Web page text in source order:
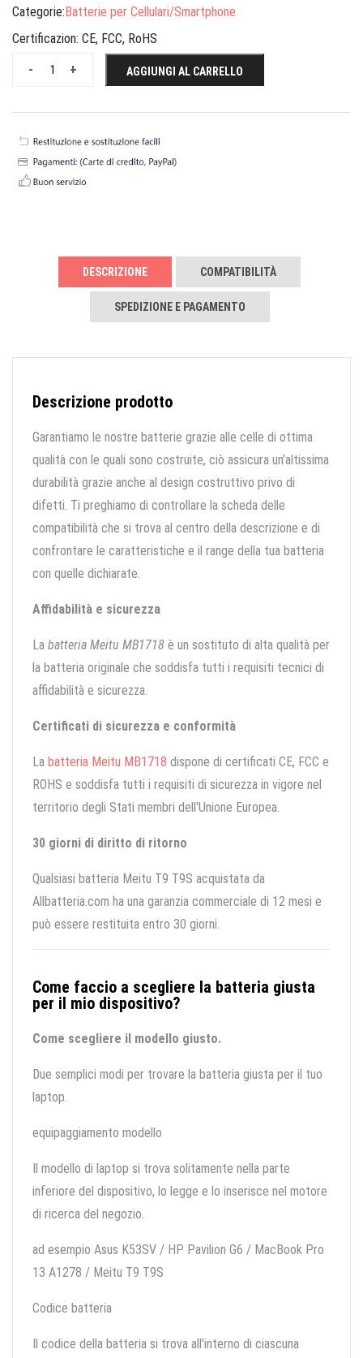
Categorie:Batterie per Cellulari/Smartphone
Certificazion: CE, FCC, RoHS
+
- AGGIUNGI AL CARRELLO
DESCRIZIONE COMPATIBILITÀ
SPEDIZIONE E PAGAMENTO
Descrizione prodotto
Garantiamo le nostre batterie grazie alle celle di ottima
qualità con le quali sono costruite, ciò assicura un’altissima
durabilità grazie anche al design costruttivo privo di
difetti. Ti preghiamo di controllare la scheda delle
compatibilità che si trova al centro della descrizione e di
confrontare le caratteristiche e il range della tua batteria
con quelle dichiarate.
Affidabilità e sicurezza
La batteria Meitu MB1718 è un sostituto di alta qualità per
la batteria originale che soddisfa tutti i requisiti tecnici di
affidabilità e sicurezza.
Certificati di sicurezza e conformità
La batteria Meitu MB1718 dispone di certificati CE, FCC e
ROHS e soddisfa tutti i requisiti di sicurezza in vigore nel
territorio degli Stati membri dell'Unione Europea.
30 giorni di diritto di ritorno
Qualsiasi batteria Meitu T9 T9S acquistata da
Allbatteria.com ha una garanzia commerciale di 12 mesi e
può essere restituita entro 30 giorni.
Come faccio a scegliere la batteria giusta
per il mio dispositivo?
Come scegliere il modello giusto.
Due semplici modi per trovare la batteria giusta per il tuo
laptop.
equipaggiamento modello
Il modello di laptop si trova solitamente nella parte
inferiore del dispositivo, lo legge e lo inserisce nel motore
di ricerca del negozio.
ad esempio Asus K53SV / HP Pavilion G6 / MacBook Pro
13 A1278 / Meitu T9 T9S
Codice batteria
Il codice della batteria si trova all'interno di ciascuna